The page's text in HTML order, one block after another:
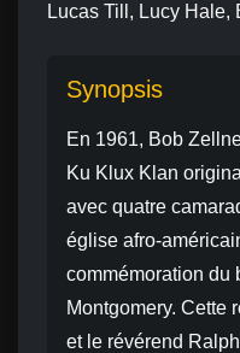
Lucas Till, Lucy Hale,
Synopsis
En 1961, Bob
Ku Klux Klan
avec quatre
église afro-
commémoration du
Montgomery. Cette
et le révérend